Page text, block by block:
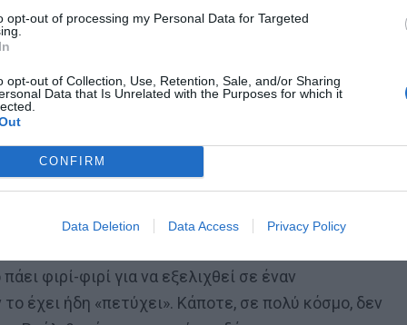
opt-out of processing my Personal Data for Targeted
opt-out of Collection, Use, Retention, Sale, and/or Sharing
Data that Is Unrelated with the Purposes for which it
CONFIRM
Data Deletion Data Access Privacy Policy
στα τηλεοπτικά έσοδα της γαλλικής λίγκας.
μία για τον Γιάγκουσιτς
για τις εμπνεύσεις των Νεϊμάρ και Εμπαμπέ όταν
φιρί-φιρί για να εξελιχθεί σε έναν
έχει ήδη «πετύχει». Κάποτε, σε πολύ κόσμο, δεν